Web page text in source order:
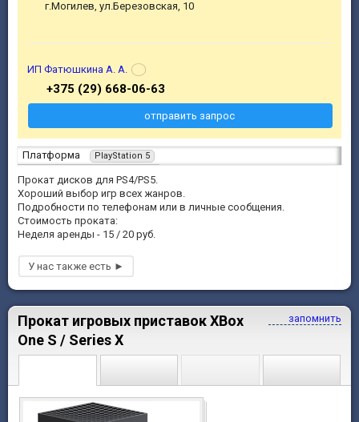
Платформа PlayStation 5
Прокат дисков для PS4/PS5.
Хороший выбор игр всех жанров.
Подробности по телефонам или в личные сообщения.
Стоимость проката:
Неделя аренды - 15 / 20 руб.
г.Могилев, ул.Березовская, 10
ИП Фатюшкина А. А.
+375 (29) 668-06-63
отправить запрос
запомнить
Прокат игровых приставок XBox
One S / Series X